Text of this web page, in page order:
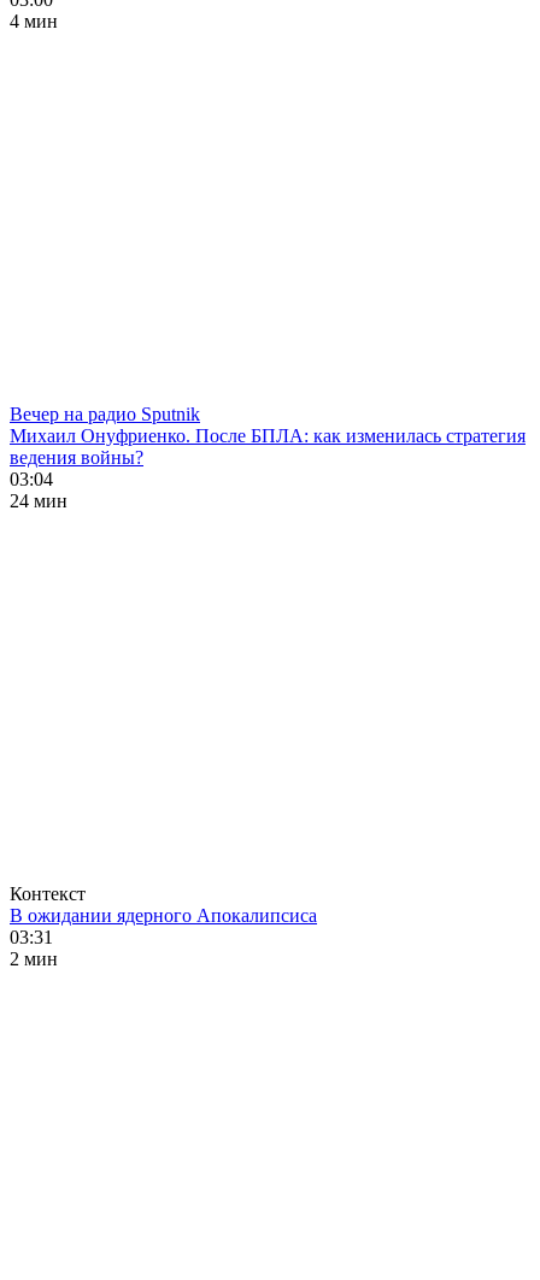
4 мин
Вечер на радио Sputnik
Михаил Онуфриенко. После БПЛА: как изменилась стратегия
ведения войны?
03:04
24 мин
Контекст
В ожидании ядерного Апокалипсиса
03:31
2 мин